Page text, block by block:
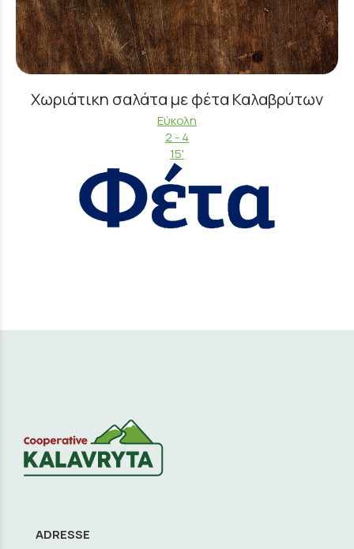
Χωριάτικη σαλάτα με φέτα Καλαβρύτων
Εύκολη
2 - 4
15'
ADRESSE